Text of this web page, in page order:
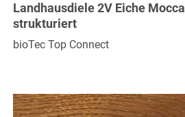
Landhausdiele 2V Eiche Mocca
strukturiert
bioTec Top Connect